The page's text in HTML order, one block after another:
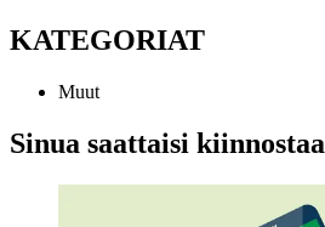
KATEGORIAT
Muut
Sinua saattaisi kiinnostaa